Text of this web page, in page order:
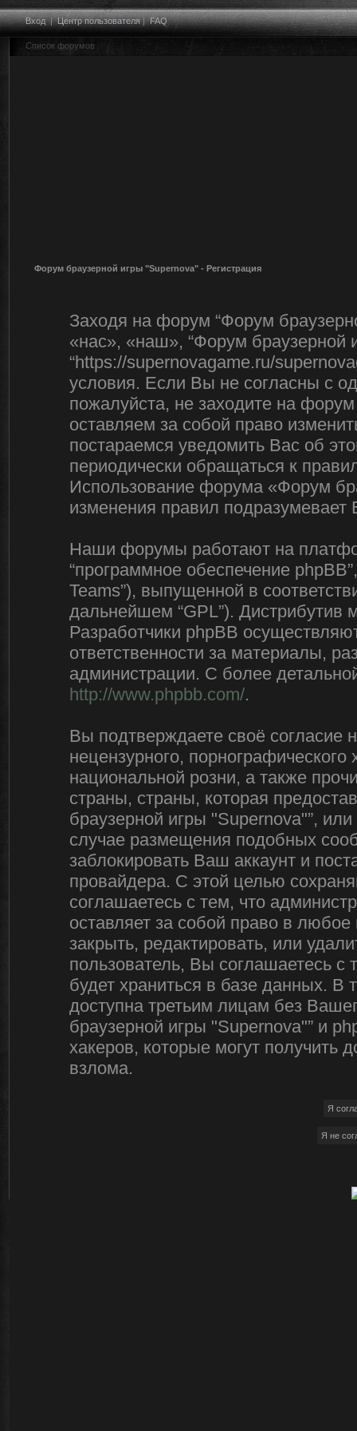
Вход|Центр пользователя|FAQ
Список форумов
Форум браузерной игры "Supernova" - Регистрация
Заходя на форум “Форум
«нас», «наш», “Форум браузерной
“https://supernovagame.ru/
условия. Если Вы не согласны с
пожалуйста, не заходите на
оставляем за собой право
постараемся уведомить Вас об
периодически обращаться к
Использование форума «Форум
изменения правил
Наши форумы работают на
“программное обеспечение
Teams”), выпущенной в
дальнейшем “GPL”). Дистрибутив
Разработчики phpBB
ответственности за материалы,
администрации. С более
http://www.phpbb.com/.
Вы подтверждаете своё согласие
нецензурного, порнографического
национальной розни, а также
страны, страны, которая
браузерной игры "Supernova"”,
случае размещения подобных
заблокировать Ваш аккаунт и
провайдера. С этой целью
соглашаетесь с тем, что
оставляет за собой право в
закрыть, редактировать, или
пользователь, Вы соглашаетесь
будет храниться в базе данных.
доступна третьим лицам без
браузерной игры "Supernova"” и
хакеров, которые могут получить
взлома.